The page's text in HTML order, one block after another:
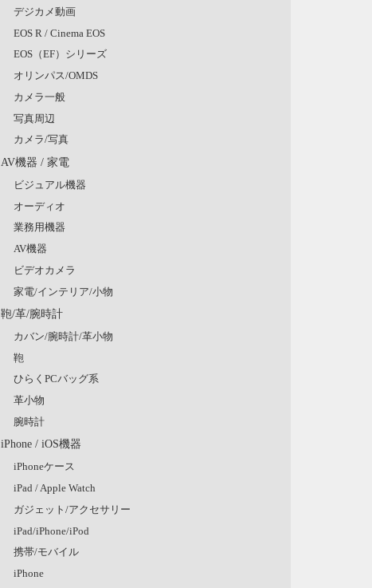
デジカメ動画
EOS R / Cinema EOS
EOS（EF）シリーズ
オリンパス/OMDS
カメラ一般
写真周辺
カメラ/写真
AV機器 / 家電
ビジュアル機器
オーディオ
業務用機器
AV機器
ビデオカメラ
家電/インテリア/小物
鞄/革/腕時計
カバン/腕時計/革小物
鞄
ひらくPCバッグ系
革小物
腕時計
iPhone / iOS機器
iPhoneケース
iPad / Apple Watch
ガジェット/アクセサリー
iPad/iPhone/iPod
携帯/モバイル
iPhone